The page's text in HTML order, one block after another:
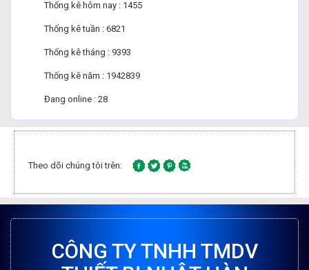
Thống kê hôm nay : 1455
Thống kê tuần : 6821
Thống kê tháng : 9393
Thống kê năm : 1942839
Đang online : 28
Theo dõi chúng tôi trên:
CÔNG TY TNHH TMDV